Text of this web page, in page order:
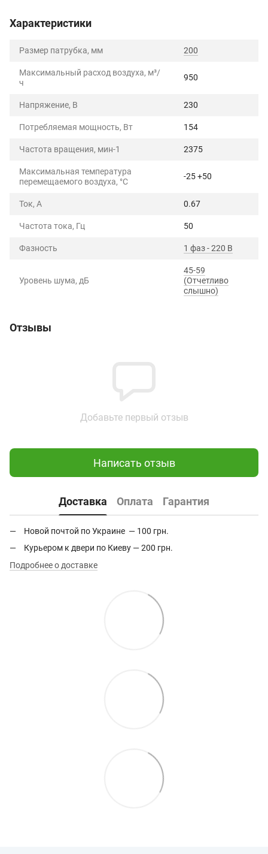
Характеристики
Размер патрубка, мм 200
Максимальный расход воздуха, м³/
ч
950
Напряжение, В 230
Потребляемая мощность, Вт 154
Частота вращения, мин-1 2375
Максимальная температура
перемещаемого воздуха, °C
-25 +50
Ток, А 0.67
Частота тока, Гц 50
Фазность 1 фаз - 220 В
Уровень шума, дБ
45-59
(Отчетливо
слышно)
Отзывы
Добавьте первый отзыв
Написать отзыв
Доставка Оплата Гарантия
Новой почтой по Украине — 100 грн.
Курьером к двери по Киеву — 200 грн.
Подробнее о доставке